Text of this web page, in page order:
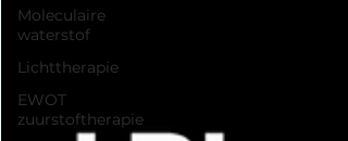
Moleculaire
waterstof
Lichttherapie
EWOT
zuurstoftherapie